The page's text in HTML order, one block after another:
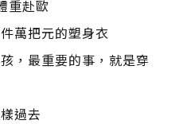
重赴歐
萬把元的塑身衣
，最重要的事，就是穿
過去